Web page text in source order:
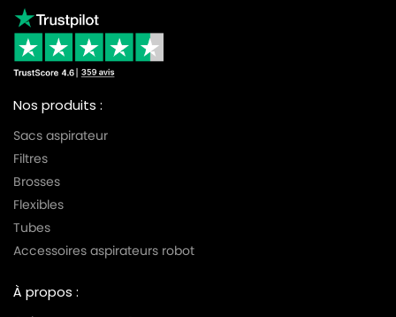
Nos produits :
Sacs aspirateur
Filtres
Brosses
Flexibles
Tubes
Accessoires aspirateurs robot
À propos :